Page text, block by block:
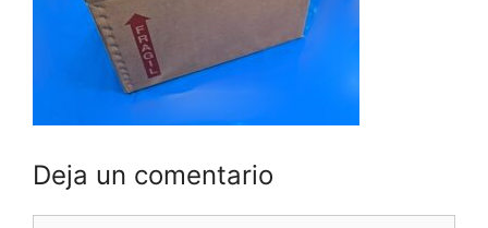
Deja un comentario